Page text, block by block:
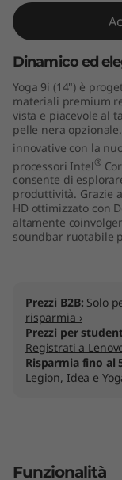
Dinamico ed
Yoga 9i (14") è
materiali premium
vista e piacevole al
pelle nera
innovative con la
processori Intel®
consente di
produttività. Grazie
HD ottimizzato con
altamente
soundbar ruotabile
Prezzi B2B: Solo
risparmia ›
Prezzi per
Registrati a
Risparmia fino al
Legion, Idea e
Funzionalità